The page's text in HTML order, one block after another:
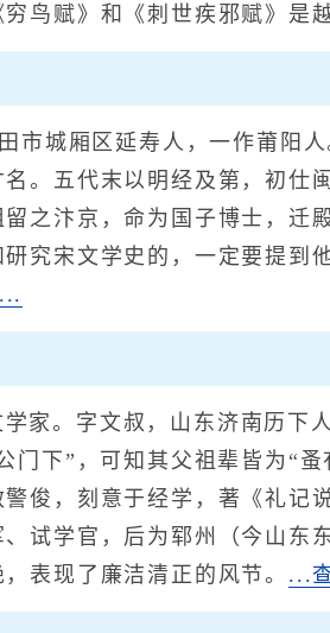
鸟赋》和《刺世疾邪赋》是
城厢区延寿人，一作莆阳人
。五代末以明经及第，初仕
之汴京，命为国子博士，迁
究宋文学史的，一定要提到
。字文叔，山东济南历下
门下”，可知其父祖辈皆为“
俊，刻意于经学，著《礼记
试学官，后为郓州（今山东
表现了廉洁清正的风节。 ...